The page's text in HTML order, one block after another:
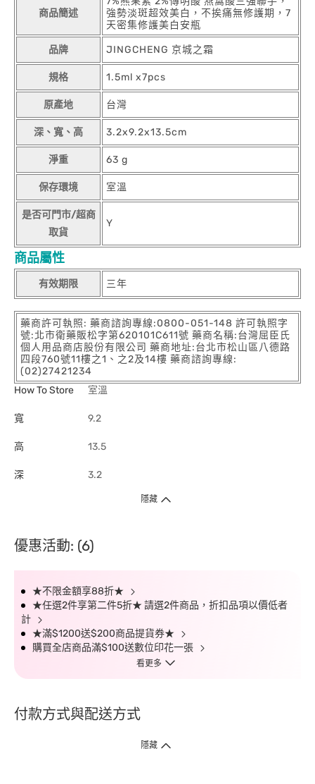
商品簡述
強勢淡斑超效美白，不挨痛無修護期，7
天密集修護美白安瓶
品牌 JINGCHENG 京城之霜
規格 1.5ml x7pcs
原產地 台灣
深、寬、高 3.2x9.2x13.5cm
淨重 63 g
保存環境 室溫
是否可門市/超商
取貨
Y
商品屬性
有效期限 三年
藥商許可執照: 藥商諮詢專線:0800-051-148 許可執照字
號:北市衛藥販松字第620101C611號 藥商名稱:台灣屈臣氏
個人用品商店股份有限公司 藥商地址:台北市松山區八德路
四段760號11樓之1、之2及14樓 藥商諮詢專線:
(02)27421234
How To Store
室溫
寬 9.2
高 13.5
深 3.2
隱藏
優惠活動: (6)
★不限金額享88折★
★任選2件享第二件5折★ 請選2件商品，折扣品項以價低者
計
★滿$1200送$200商品提貨券★
購買全店商品滿$100送數位印花一張
看更多
付款方式與配送方式
隱藏